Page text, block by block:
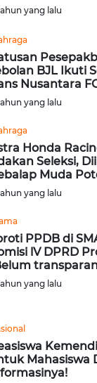
yang lalu
BJL Ikuti
Nusantara
yang lalu
Honda
Seleksi,
Muda
yang lalu
PPDB di
lV DPRD
yang lalu
Mahasiswa